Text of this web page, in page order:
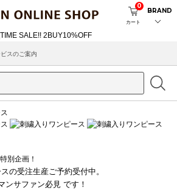
カート
0
BRAND
スのご案内
別企画！
の受注生産ご予約受付中。
ンサファン必見 です！